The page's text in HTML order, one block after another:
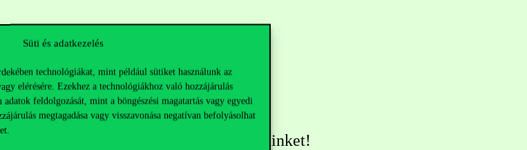
Süti és adatkezelés
technológiákat, mint például sütiket használunk az
elérésére. Ezekhez a technológiákhoz való hozzájárulás
feldolgozását, mint a böngészési magatartás vagy egyedi
megtagadása vagy visszavonása negatívan befolyásolhat
Kövess minket!